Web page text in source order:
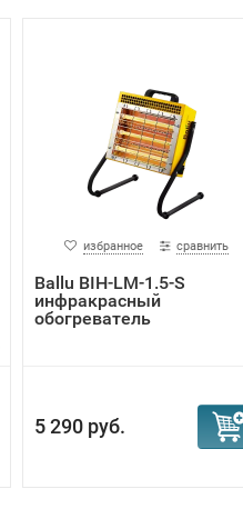
избранное сравнить
Ballu BIH-LM-1.5-S
инфракрасный
обогреватель
5 290 руб.